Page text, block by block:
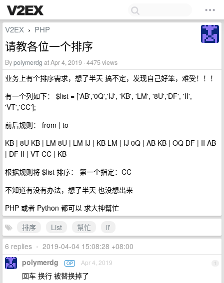
V2EX › PHP
请教各位一个排序
Bypolymerdg at Apr 4, 2019 · 4475 views
业务上有个排序需求，想了半天 搞不定，发现自己好笨，难受！！！
有一个列如下： $list = ['AB','0Q','IJ', 'KB', 'LM', '8U','DF', 'II',
'VT','CC'];
前后规则： from | to
KB | 8U KB | LM 8U | LM IJ | KB LM | IJ 0Q | AB KB | OQ DF | II AB
| DF II | VT CC | KB
根据规则将 $list 排序： 第一个指定：CC
不知道有没有办法，想了半天 也没想出来
PHP 或者 Python 都可以 求大神幫忙
排序
List 幫忙
ii'
6 replies • 2019-04-04 15:08:28 +08:00
1
polymerdg OP Apr 4, 2019
回车 换行 被替换掉了